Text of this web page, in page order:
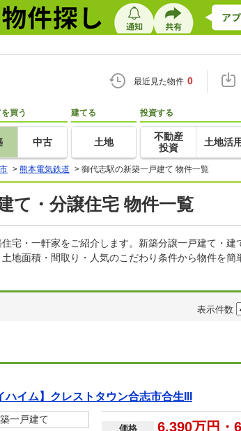
最近見た物件 0
買う
中古
建てる
土地
投資する
不動産
投資
土地活用
> 熊本電気鉄道 > 御代志駅の新築一戸建て 物件一覧
て・分譲住宅 物件一覧
宅・一軒家をご紹介します。新築分譲一戸建て・
地面積・間取り・人気のこだわり条件から物件を簡
表示件数
ハイム】クレストタウン合志市合生III
一戸建て
価格 6,390万円・